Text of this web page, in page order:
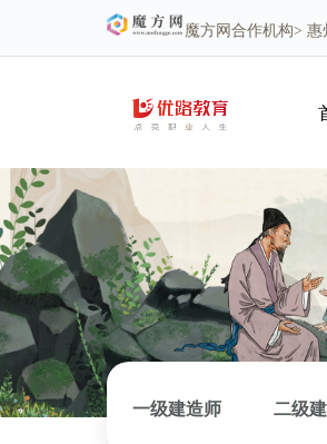
魔方网合作机构> 惠
一级建造师 二级